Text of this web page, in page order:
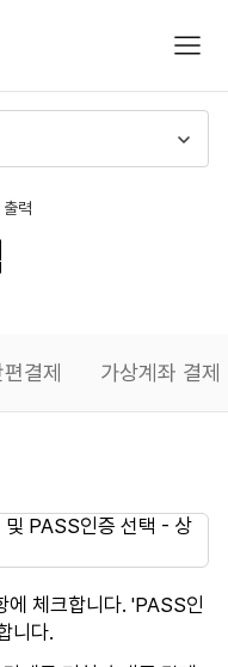
모바
력
결제 가상계좌 결제
에 체크합니다. 'PASS인
니다.